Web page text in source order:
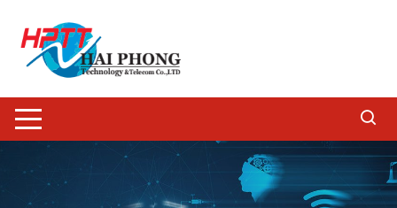
dung